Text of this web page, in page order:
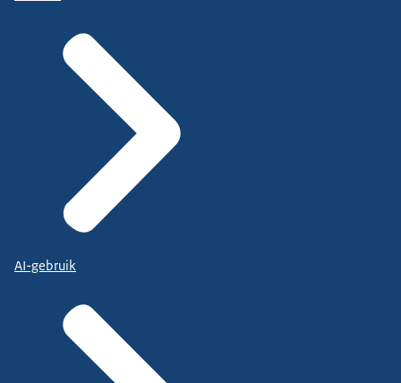
AI-gebruik